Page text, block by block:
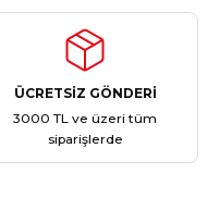
ÜCRETSİZ GÖNDERİ
3000 TL ve üzeri tüm
siparişlerde